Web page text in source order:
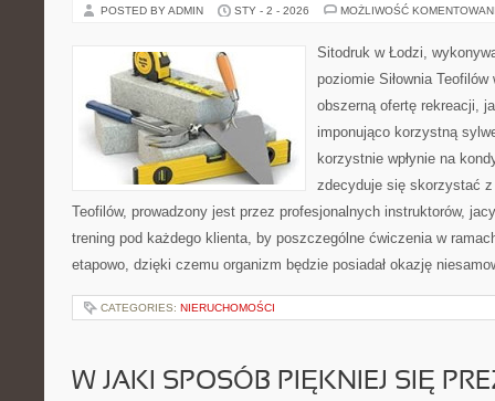
POSTED BY ADMIN STY - 2 - 2026 MOŻLIWOŚĆ
Sitodruk w Łodzi,
poziomie Siłownia
obszerną ofertę rekreacji,
imponująco korzystną
korzystnie wpłynie na
zdecyduje się skorzystać
Teofilów, prowadzony jest przez profesjonalnych instruktorów,
trening pod każdego klienta, by poszczególne ćwiczenia w
etapowo, dzięki czemu organizm będzie posiadał okazję
CATEGORIES: NIERUCHOMOŚCI
W JAKI SPOSÓB PIĘKNIEJ SIĘ